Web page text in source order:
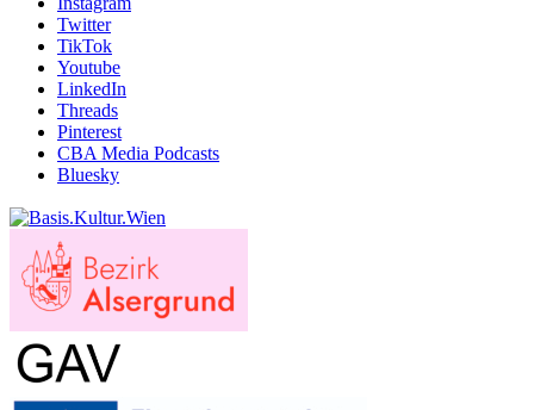
Twitter
TikTok
Youtube
LinkedIn
Threads
Pinterest
CBA Media Podcasts
Bluesky